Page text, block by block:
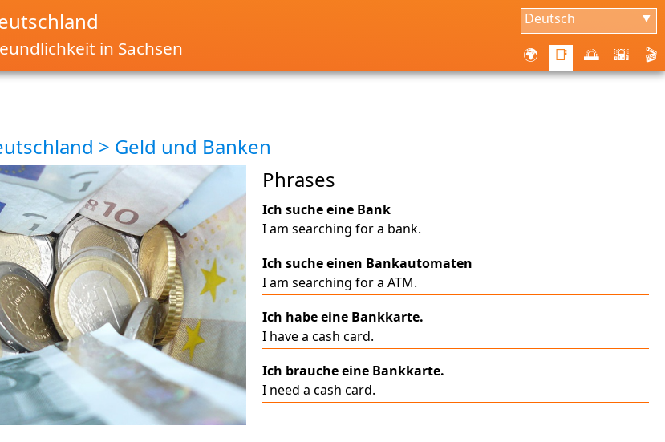
Deutsch ▼
in Sachsen 🌍 📑 🌅 🌇 🎬
> Geld und Banken
Phrases
Ich suche eine Bank
I am searching for a bank.
Ich suche einen Bankautomaten
I am searching for a ATM.
Ich habe eine Bankkarte.
I have a cash card.
Ich brauche eine Bankkarte.
I need a cash card.